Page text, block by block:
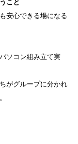
こと
安心できる場になる
ソコン組み立て実
がグループに分かれ